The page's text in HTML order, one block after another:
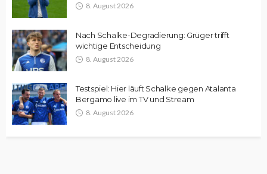
8. August 2026
Nach Schalke-Degradierung: Grüger trifft
wichtige Entscheidung
8. August 2026
Testspiel: Hier läuft Schalke gegen Atalanta
Bergamo live im TV und Stream
8. August 2026